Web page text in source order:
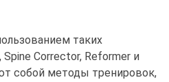
таких
Corrector, Reformer и
собой методы тренировок,